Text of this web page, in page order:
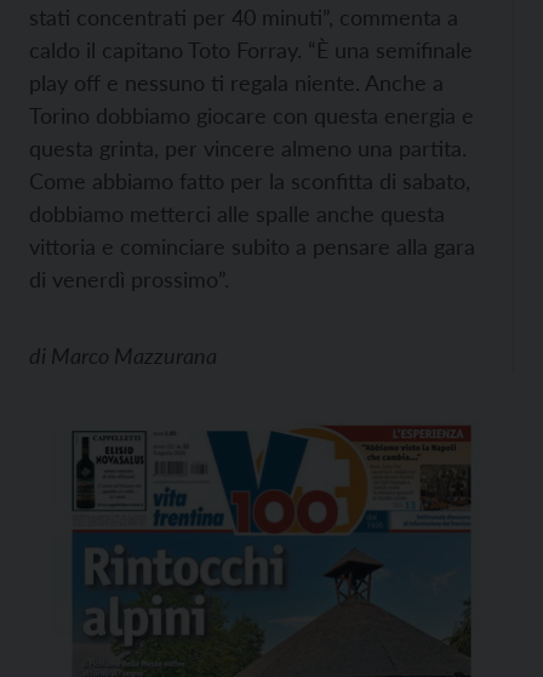
stati concentrati per 40 minuti”, commenta a
caldo il capitano Toto Forray. “È una semifinale
play off e nessuno ti regala niente. Anche a
Torino dobbiamo giocare con questa energia e
questa grinta, per vincere almeno una partita.
Come abbiamo fatto per la sconfitta di sabato,
dobbiamo metterci alle spalle anche questa
vittoria e cominciare subito a pensare alla gara
di venerdì prossimo”.
di Marco Mazzurana